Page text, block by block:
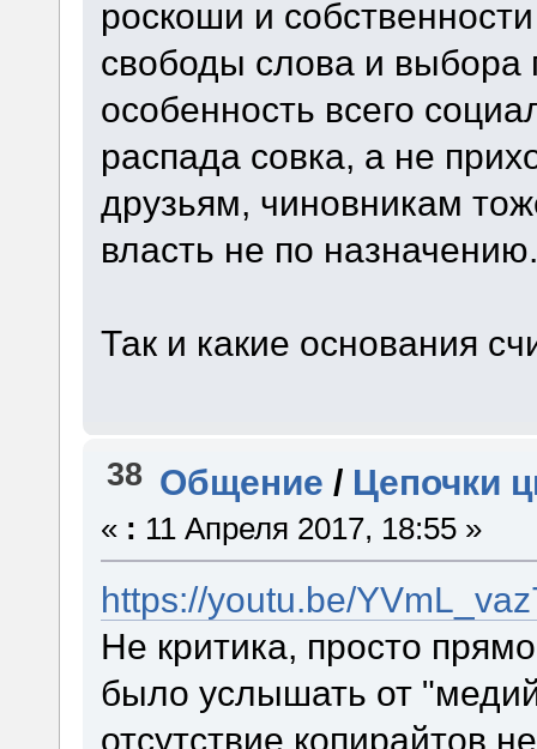
роскоши и
свободы слова и выбора
особенность всего
распада совка, а не
друзьям, чиновникам
власть не по назначению.
Так и какие основания
38 Общение / Цепочки
« : 11 Апреля 2017, 18:55 »
https://youtu.be/
Не критика, просто
было услышать от
отсутствие копирайтов